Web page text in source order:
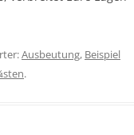
Ausbeutung, Beispiel
.